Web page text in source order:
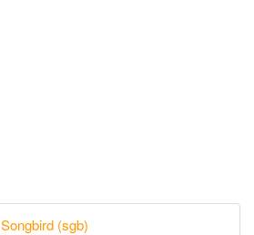
Songbird (sgb)